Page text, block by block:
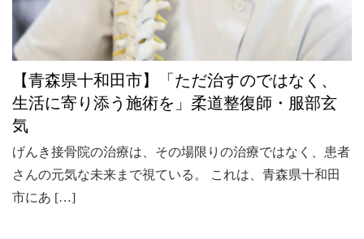
【青森県十和田市】「ただ治すのではなく、
生活に寄り添う施術を」柔道整復師・服部玄
気
げんき接骨院の治療は、その場限りの治療ではなく、患者
さんの元気な未来まで視ている。 これは、青森県十和田
市にあ […]